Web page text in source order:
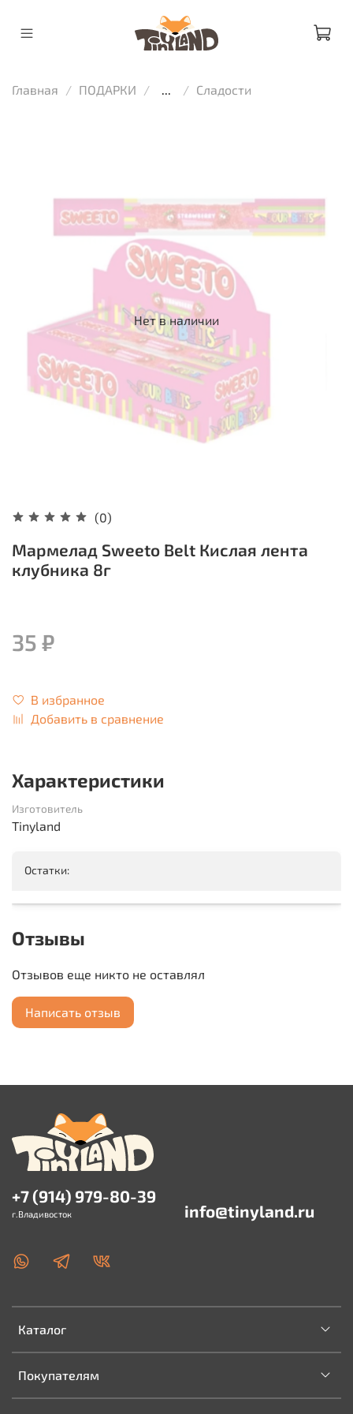
Главная ПОДАРКИ Сладости
Нет в наличии
(0)
Мармелад Sweeto Belt Кислая лента
клубника 8г
35 ₽
В избранное
Добавить в сравнение
Характеристики
Изготовитель
Tinyland
Остатки:
Отзывы
Отзывов еще никто не оставлял
Написать отзыв
Каталог
Покупателям
+7 (914) 979-80-39
г.Владивосток info@tinyland.ru